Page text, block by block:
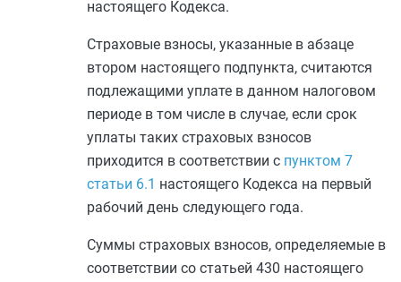
настоящего Кодекса.
Страховые взносы, указанные в абзаце
втором настоящего подпункта, считаются
подлежащими уплате в данном налоговом
периоде в том числе в случае, если срок
уплаты таких страховых взносов
приходится в соответствии с пунктом 7
статьи 6.1 настоящего Кодекса на первый
рабочий день следующего года.
Суммы страховых взносов, определяемые в
соответствии со статьей 430 настоящего